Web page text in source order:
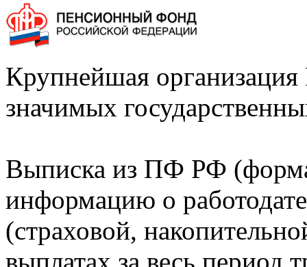
Крупнейшая
значимых
Выписка из ПФ РФ
информацию о
(страховой,
выплатах за весь период